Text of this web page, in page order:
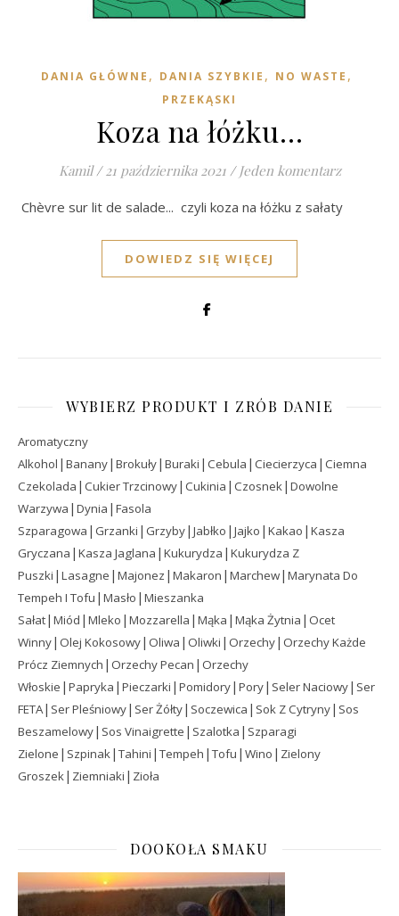
DANIA GŁÓWNE , DANIA SZYBKIE , NO WASTE ,
PRZEKĄSKI
Koza na łóżku…
Kamil / 21 października 2021 / Jeden komentarz
Chèvre sur lit de salade... czyli koza na łóżku z sałaty
DOWIEDZ SIĘ WIĘCEJ
WYBIERZ PRODUKT I ZRÓB DANIE
Aromatyczny
Alkohol | Banany| Brokuły| Buraki | Cebula | Ciecierzyca | Ciemna
Czekolada | Cukier Trzcinowy| Cukinia | Czosnek| Dowolne
Warzywa | Dynia | Fasola
Szparagowa | Grzanki | Grzyby| Jabłko | Jajko | Kakao | Kasza
Gryczana | Kasza Jaglana | Kukurydza | Kukurydza Z
Puszki | Lasagne | Majonez | Makaron | Marchew| Marynata Do
Tempeh I Tofu | Masło | Mieszanka
Sałat| Miód | Mleko | Mozzarella | Mąka | Mąka Żytnia | Ocet
Winny| Olej Kokosowy| Oliwa | Oliwki | Orzechy| Orzechy Każde
Prócz Ziemnych | Orzechy Pecan | Orzechy
Włoskie | Papryka | Pieczarki | Pomidory| Pory| Seler Naciowy| Ser
FETA| Ser Pleśniowy| Ser Żółty| Soczewica | Sok Z Cytryny| Sos
Beszamelowy| Sos Vinaigrette | Szalotka | Szparagi
Zielone | Szpinak|Tahini |Tempeh |Tofu | Wino | Zielony
Groszek| Ziemniaki | Zioła
DOOKOŁA SMAKU